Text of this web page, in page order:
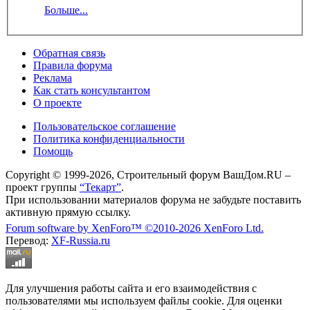
Больше...
Обратная связь
Правила форума
Реклама
Как стать консультантом
О проекте
Пользовательское соглашение
Политика конфиденциальности
Помощь
Copyright © 1999-2026, Строительный форум ВашДом.RU –
проект группы “Текарт”.
При использовании материалов форума не забудьте поставить
активную прямую ссылку.
Forum software by XenForo™ ©2010-2026 XenForo Ltd.
Перевод: XF-Russia.ru
Для улучшения работы сайта и его взаимодействия с
пользователями мы используем файлы cookie. Для оценки